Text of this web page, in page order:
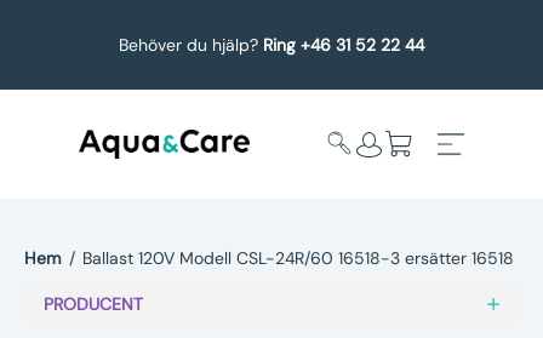
Behöver du hjälp? Ring +46 31 52 22 44
undermeny
Hem / Ballast 120V Modell CSL-24R/60 16518-3 ersätter 16518
PRODUCENT